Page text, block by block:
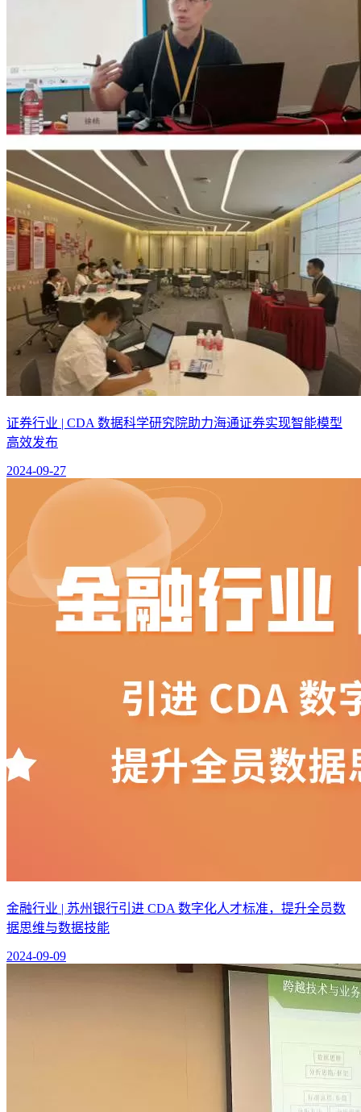
证券行业 | CDA 数据科学研究院助力海通证券实现智能模型
高效发布
2024-09-27
金融行业 | 苏州银行引进 CDA 数字化人才标准，提升全员数
据思维与数据技能
2024-09-09